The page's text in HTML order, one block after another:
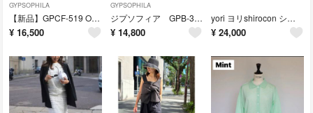
GYPSOPHILA
【新品】GPCF-519 Oyster Tops オイスタートップス
¥ 16,500
GYPSOPHILA
ジプソフィア GPB-304 Just Half Pants 36
¥ 14,800
yori ヨリshirocon シロコン ループ刺繍ロングスリーブシャツブラウス
¥ 24,000